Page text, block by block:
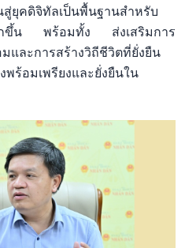
สู่ยุคดิจิทัลเป็นพื้นฐานสำหรับ
ากขึ้น พร้อมทั้ง ส่งเสริมการ
และการสร้างวิถีชีวิตที่ยั่งยืน
พร้อมเพรียงและยั่งยืนใน